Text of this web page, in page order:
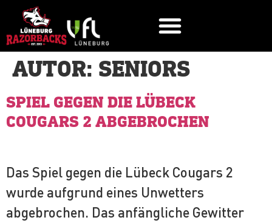
AUTOR: SENIORS
SPIEL GEGEN DIE LÜBECK
COUGARS 2 ABGEBROCHEN
Das Spiel gegen die Lübeck Cougars 2
wurde aufgrund eines Unwetters
abgebrochen. Das anfängliche Gewitter